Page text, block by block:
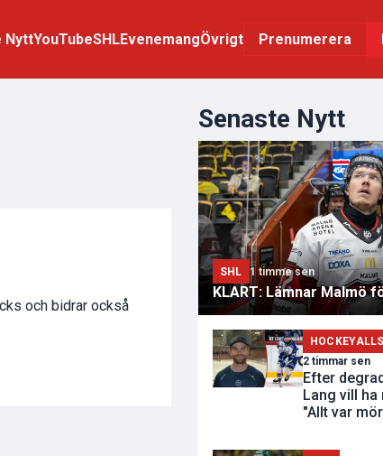
NyttYouTubeSHLEvenemangÖvrigt Prenumerera
och bidrar också
Senaste Nytt
SHL 1 timme sen
KLART: Lämnar Malmö
2 timmar sen
Efter
Lang vill ha
"Allt var